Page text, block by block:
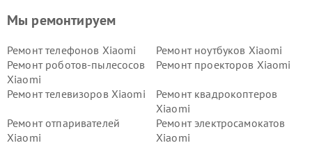
Мы ремонтируем
Ремонт телефонов Xiaomi
Ремонт ноутбуков Xiaomi
Ремонт роботов-пылесосов
Xiaomi
Ремонт проекторов Xiaomi
Ремонт телевизоров Xiaomi
Ремонт квадрокоптеров
Xiaomi
Ремонт отпаривателей
Xiaomi
Ремонт электросамокатов
Xiaomi